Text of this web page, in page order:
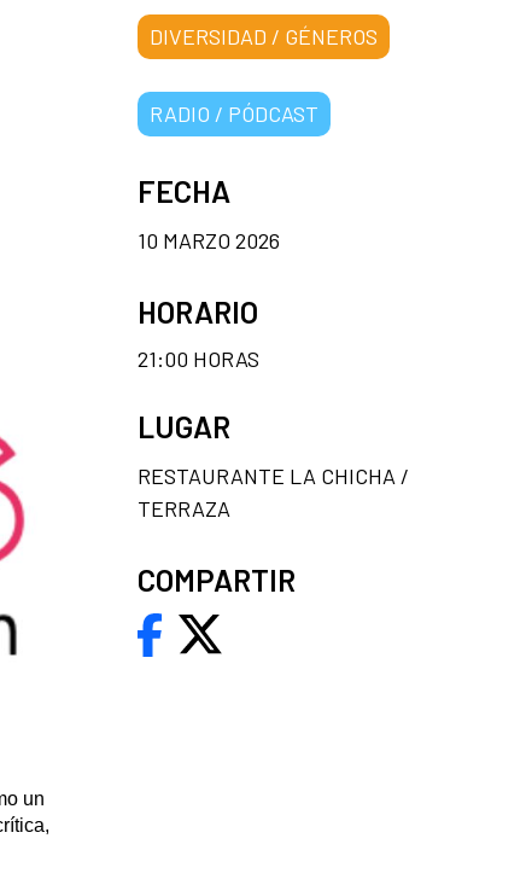
un
DIVERSIDAD / GÉNEROS
RADIO / PÓDCAST
FECHA
10 MARZO 2026
HORARIO
21:00 HORAS
LUGAR
RESTAURANTE LA CHICHA /
TERRAZA
COMPARTIR